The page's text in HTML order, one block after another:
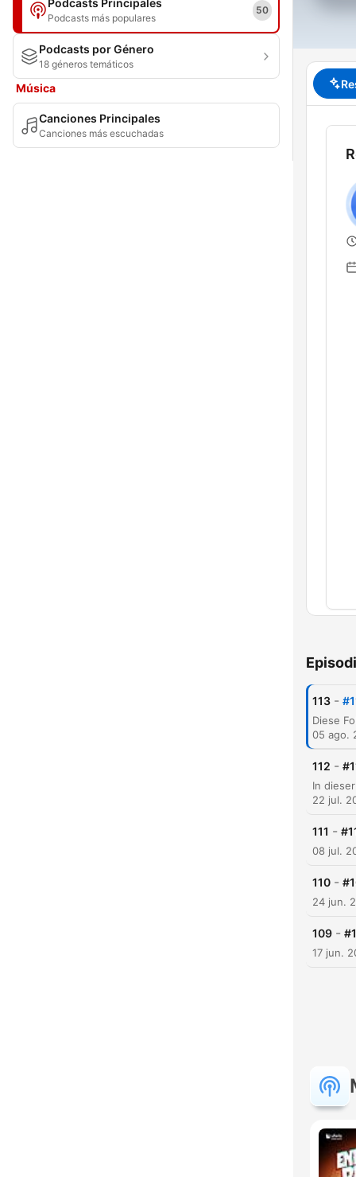
Podcasts Principales
Podcasts más populares
50
Podcasts por Género
18 géneros temáticos
Música
Canciones Principales
Canciones más escuchadas
113 -
05 ago.
112 -
22 jul.
111 -
08 jul.
110 -
24 jun.
109 -
17 jun.